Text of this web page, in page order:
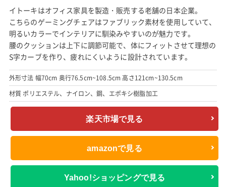
イトーキはオフィス家具を製造・販売する老舗の日本企業。
こちらのゲーミングチェアはファブリック素材を使用していて、
明るいカラーでインテリアに馴染みやすいのが魅力です。
腰のクッションは上下に調節可能で、体にフィットさせて理想の
S字カーブを作り、疲れにくいように設計されています。
外形寸法 幅70cm 奥行76.5cm~108.5cm 高さ121cm~130.5cm
材質 ポリエステル、ナイロン、鋼、エポキシ樹脂加工
楽天市場で見る
amazonで見る
Yahoo!ショッピングで見る